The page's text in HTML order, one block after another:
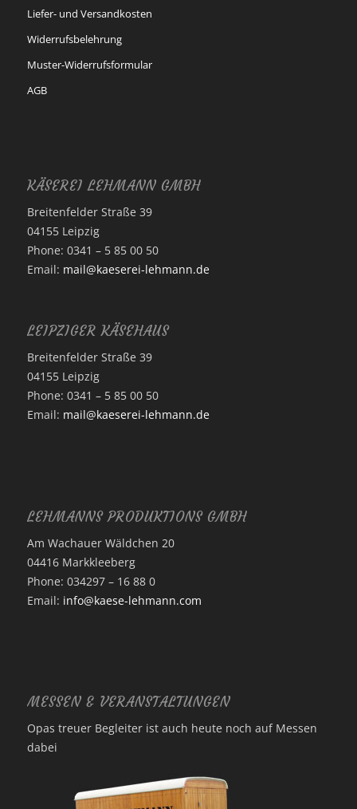
Liefer- und Versandkosten
Widerrufsbelehrung
Muster-Widerrufsformular
AGB
KÄSEREI LEHMANN GMBH
Breitenfelder Straße 39
04155 Leipzig
Phone: 0341 – 5 85 00 50
Email: mail@kaeserei-lehmann.de
LEIPZIGER KÄSEHAUS
Breitenfelder Straße 39
04155 Leipzig
Phone: 0341 – 5 85 00 50
Email: mail@kaeserei-lehmann.de
LEHMANNS PRODUKTIONS GMBH
Am Wachauer Wäldchen 20
04416 Markkleeberg
Phone: 034297 – 16 88 0
Email: info@kaese-lehmann.com
MESSEN & VERANSTALTUNGEN
Opas treuer Begleiter ist auch heute noch auf Messen
dabei